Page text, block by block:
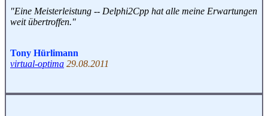
"Eine Meisterleistung -- Delphi2Cpp hat alle meine Erwartungen
weit übertroffen."
Tony Hürlimann
virtual-optima 29.08.2011